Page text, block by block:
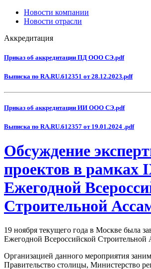
Новости компании
Новости отрасли
Аккредитация
Приказ об аккредитации ПД ООО СЭ.pdf
Выписка по RA.RU.612351 от 28.12.2023.pdf
Приказ об аккредитации ИИ ООО СЭ.pdf
Выписка по RA.RU.612357 от 19.01.2024 .pdf
Обсуждение
проектов в рамках
Ежегодной
Строительной
19 ноября текущего года в Москве была
Ежегодной Всероссийской Строительной
Организацией данного мероприятия
Правительство столицы, Министерство